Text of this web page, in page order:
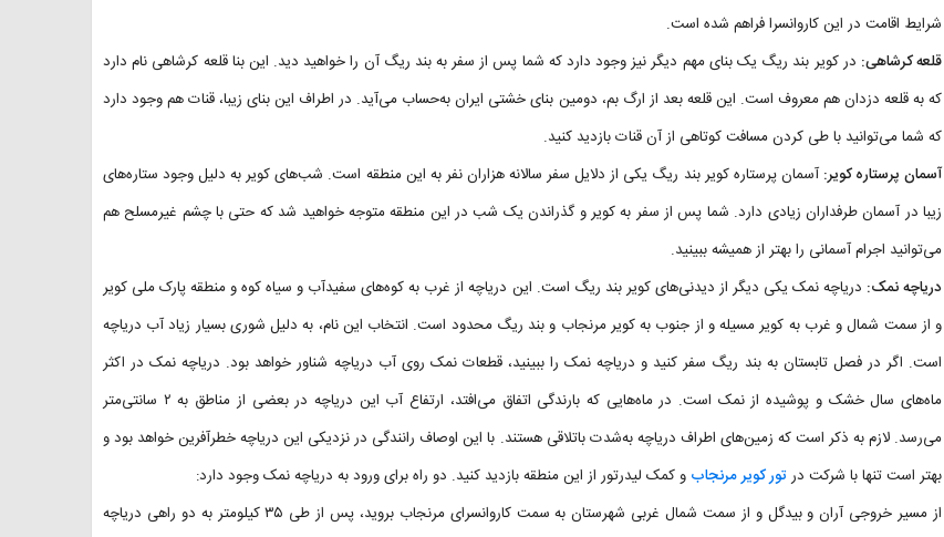
شرایط اقامت در این کاروانسرا فراهم شده است.
قلعه کرشاهی: در کویر بند ریگ یک بنای مهم دیگر نیز وجود دارد که شما پس از سفر به بند ریگ آن را خواهید دید. این بنا قلعه کرشاهی نام دارد
که به قلعه دزدان هم معروف است. این قلعه بعد از ارگ بم، دومین بنای خشتی ایران به‌حساب می‌آید. در اطراف این بنای زیبا، قنات هم وجود دارد
که شما می‌توانید با طی کردن مسافت کوتاهی از آن قنات بازدید کنید.
آسمان پرستاره کویر: آسمان پرستاره کویر بند ریگ یکی از دلایل سفر سالانه هزاران نفر به این منطقه است. شب‌های کویر به دلیل وجود ستاره‌های
زیبا در آسمان طرفداران زیادی دارد. شما پس از سفر به کویر و گذراندن یک شب در این منطقه متوجه خواهید شد که حتی با چشم غیرمسلح هم
می‌توانید اجرام آسمانی را بهتر از همیشه ببینید.
دریاچه نمک: دریاچه نمک یکی دیگر از دیدنی‌های کویر بند ریگ است. این دریاچه از غرب به کوه‌های سفیدآب و سیاه کوه و منطقه پارک ملی کویر
و از سمت شمال و غرب به کویر مسیله و از جنوب به کویر مرنجاب و بند ریگ محدود است. انتخاب این نام، به دلیل شوری بسیار زیاد آب دریاچه‌
است. اگر در فصل تابستان به بند ریگ سفر کنید و دریاچه نمک را ببینید، قطعات نمک روی آب دریاچه شناور خواهد بود. دریاچه نمک در اکثر
ماه‌های سال خشک و پوشیده از نمک است. در ماه‌هایی که بارندگی اتفاق می‌افتد، ارتفاع آب این دریاچه در بعضی از مناطق به ۲ سانتی‌متر
می‌رسد. لازم به ذکر است که زمین‌های اطراف دریاچه به‌شدت باتلاقی هستند. با این اوصاف رانندگی در نزدیکی این دریاچه خطرآفرین خواهد بود و
بهتر است تنها با شرکت درتور کویر مرنجاب و کمک لیدرتور از این منطقه بازدید کنید. دو راه برای ورود به دریاچه نمک وجود دارد:
از مسیر خروجی آران و بیدگل و از سمت شمال غربی شهرستان به سمت کاروانسرای مرنجاب بروید، پس از طی ۳۵ کیلومتر به دو راهی دریاچه